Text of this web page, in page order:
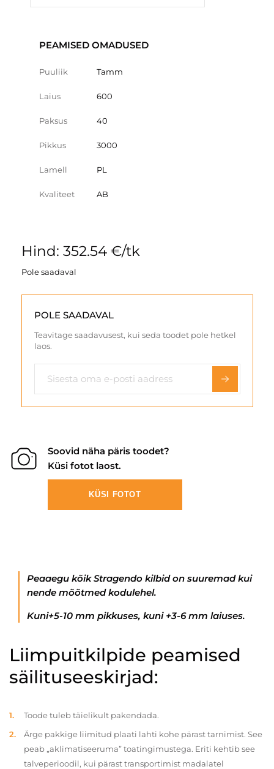
PEAMISED OMADUSED
Puuliik Tamm
Laius 600
Paksus 40
Pikkus 3000
Lamell PL
Kvaliteet AB
Hind: 352.54 €/tk
Pole saadaval
POLE SAADAVAL
Teavitage saadavusest, kui seda toodet pole hetkel
laos.
Soovid näha päris toodet?
Küsi fotot laost.
KÜSI FOTOT
Peaaegu kõik Stragendo kilbid on suuremad kui
nende mõõtmed kodulehel.
Kuni+5-10 mm pikkuses, kuni +3-6 mm laiuses.
Liimpuitkilpide peamised
säilituseeskirjad:
Toode tuleb täielikult pakendada.
Ärge pakkige liimitud plaati lahti kohe pärast tarnimist. See
peab „aklimatiseeruma” toatingimustega. Eriti kehtib see
talveperioodil, kui pärast transportimist madalatel